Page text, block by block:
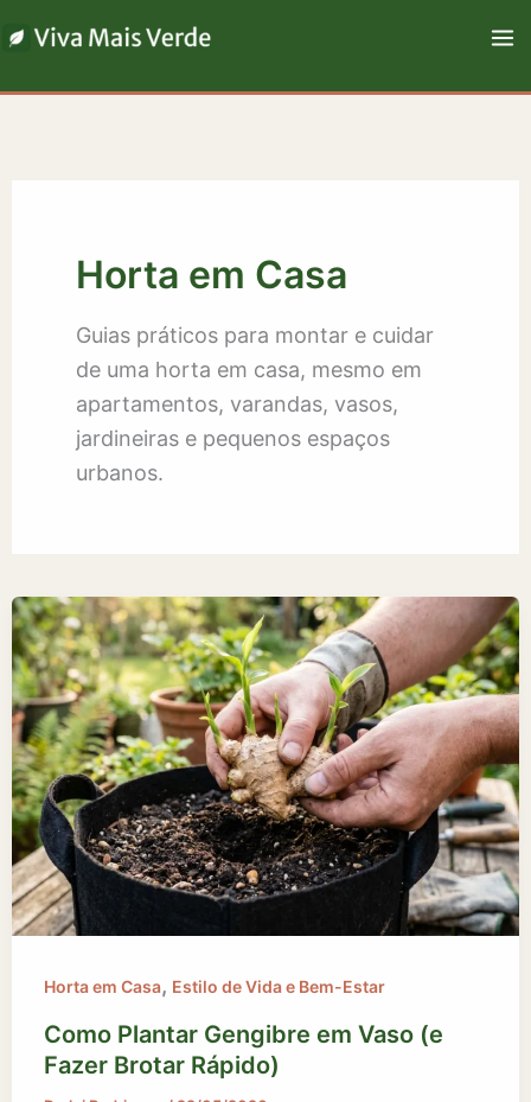
para
Horta em Casa
Guias práticos para montar e cuidar
de uma horta em casa, mesmo em
apartamentos, varandas, vasos,
jardineiras e pequenos espaços
urbanos.
Horta em Casa, Estilo de Vida e Bem-Estar
Como Plantar Gengibre em Vaso (e
Fazer Brotar Rápido)